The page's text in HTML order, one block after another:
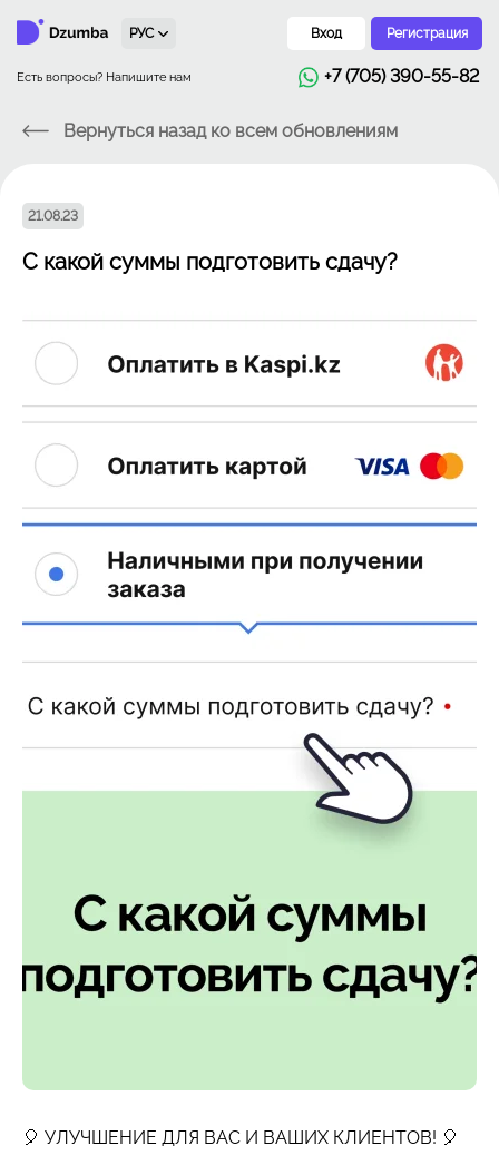
РУС Вход Регистрация
Есть вопросы? Напишите нам +7 (705) 390-55-82
Вернуться назад ко всем обновлениям
21.08.23
С какой суммы подготовить сдачу?
🎈 УЛУЧШЕНИЕ ДЛЯ ВАС И ВАШИХ КЛИЕНТОВ! 🎈